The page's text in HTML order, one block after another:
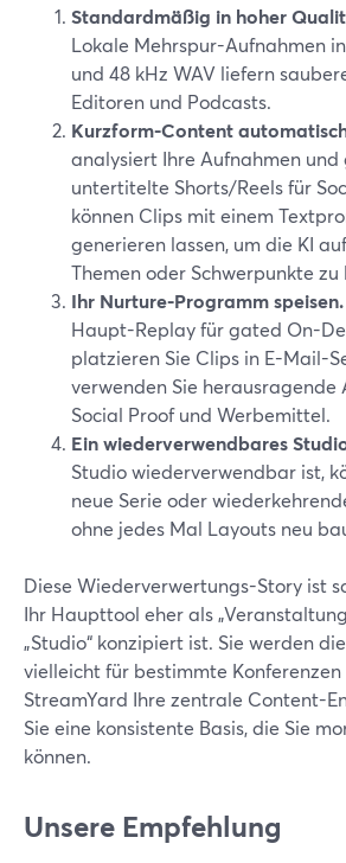
Standardmäßig in hoher
Lokale Mehrspur-Aufnahmen
und 48 kHz WAV liefern
Editoren und Podcasts.
Kurzform-Content
analysiert Ihre Aufnahmen
untertitelte Shorts/Reels für
können Clips mit einem
generieren lassen, um die KI
Themen oder Schwerpunkte zu
Ihr Nurture-Programm speisen.
Haupt-Replay für gated On-
platzieren Sie Clips in E-Mail-
verwenden Sie herausragende
Social Proof und Werbemittel.
Ein wiederverwendbares
Studio wiederverwendbar ist,
neue Serie oder
ohne jedes Mal Layouts neu
Diese Wiederverwertungs-Story ist
Ihr Haupttool eher als
„Studio“ konzipiert ist. Sie werden
vielleicht für bestimmte
StreamYard Ihre zentrale Content-
Sie eine konsistente Basis, die Sie
können.
Unsere Empfehlung